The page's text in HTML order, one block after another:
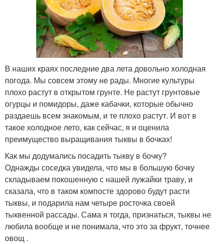
В наших краях последние два лета довольно холодная
погода. Мы совсем этому не рады. Многие культуры
плохо растут в открытом грунте. Не растут грунтовые
огурцы и помидоры, даже кабачки, которые обычно
раздаешь всем знакомым, и те плохо растут. И вот в
такое холодное лето, как сейчас, я и оценила
преимущество выращивания тыквы в бочках!
Как мы додумались посадить тыкву в бочку?
Однажды соседка увидела, что мы в большую бочку
складываем покошенную с нашей лужайки траву, и
сказала, что в таком компосте здорово будут расти
тыквы, и подарила нам четыре росточка своей
тыквенной рассады. Сама я тогда, признаться, тыквы не
любила вообще и не понимала, что это за фрукт, точнее
овощ .